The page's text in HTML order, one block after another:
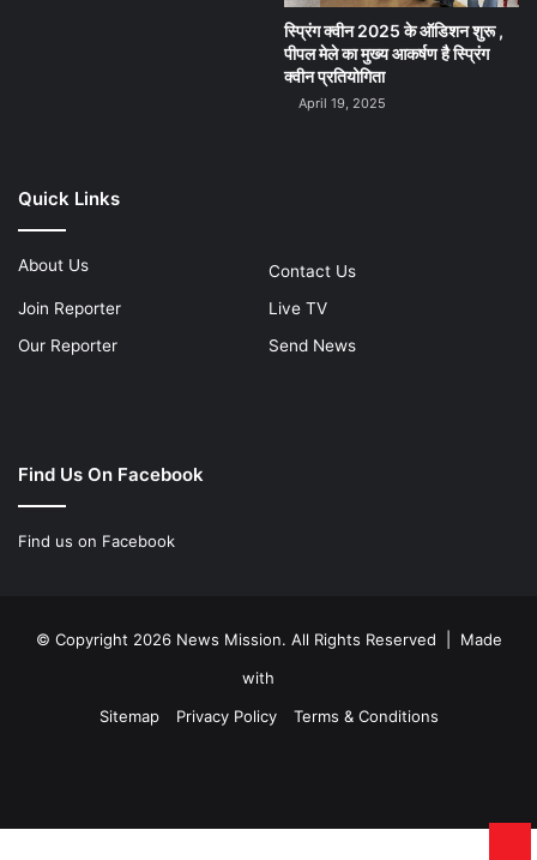
स्प्रिंग क्वीन 2025 के ऑडिशन शुरू ,
पीपल मेले का मुख्य आकर्षण है स्प्रिंग
क्वीन प्रतियोगिता
April 19, 2025
Quick Links
About Us
Contact Us
Join Reporter
Live TV
Our Reporter
Send News
Find Us On Facebook
Find us on Facebook
© Copyright 2026 News Mission. All Rights Reserved | Made
with
Sitemap
Privacy Policy Terms & Conditions